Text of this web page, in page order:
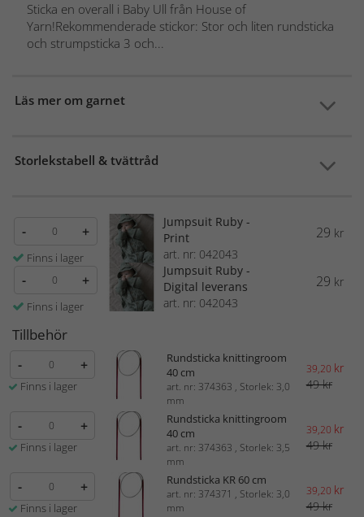
Sticka en overall i Baby Ull från House of
Yarn!Rekommenderade stickor: Stor och liten rundsticka
och strumpsticka 3 och...
Läs mer om garnet
Storlekstabell & tvättråd
- +
Finns i lager
Jumpsuit Ruby -
Print
art. nr: 042043
29 kr
- +
Finns i lager
Jumpsuit Ruby -
Digital leverans
art. nr: 042043
29 kr
Tillbehör
- +
Finns i lager
Rundsticka knittingroom
40 cm
art. nr: 374363 , Storlek: 3,0
mm
39,20 kr
49 kr
- +
Finns i lager
Rundsticka knittingroom
40 cm
art. nr: 374363 , Storlek: 3,5
mm
39,20 kr
49 kr
- +
Finns i lager
Rundsticka KR 60 cm
art. nr: 374371 , Storlek: 3,0
mm
39,20 kr
49 kr